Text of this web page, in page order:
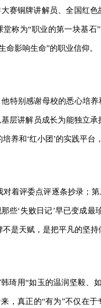
赛铜牌讲解员、全国红
堂称为“职业的第一块基石
命影响生命”的职业信仰。
特别感谢母校的悉心培
层讲解员成长为能独立
养和‘红小团’的实践平台
着评委点评逐条抄录；
些‘失败日记’早已变成最
是天赋，是把平凡的坚持
琦用“如玉的温润坚毅、
，真正的“有为”不仅在